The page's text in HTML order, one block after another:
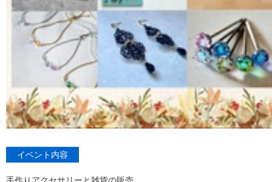
イベント内容